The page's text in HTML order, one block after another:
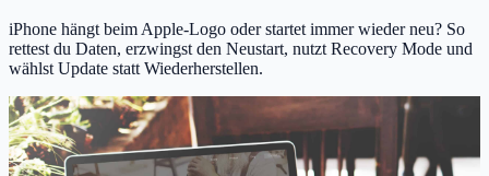
iPhone hängt beim Apple-Logo oder startet immer wieder neu? So
rettest du Daten, erzwingst den Neustart, nutzt Recovery Mode und
wählst Update statt Wiederherstellen.